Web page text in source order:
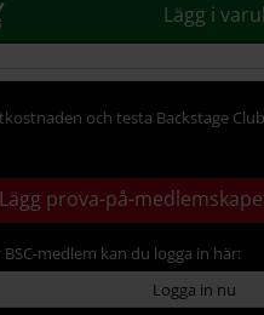
Lägg i
och testa Backstage
Lägg prova-på-
medlem kan du logga in här:
Logga in nu